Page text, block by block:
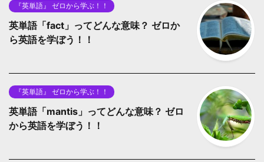
『英単語』 ゼロから学ぶ！！
英単語「fact」ってどんな意味？ ゼロか
ら英語を学ぼう！！
『英単語』 ゼロから学ぶ！！
英単語「mantis」ってどんな意味？ ゼロ
から英語を学ぼう！！